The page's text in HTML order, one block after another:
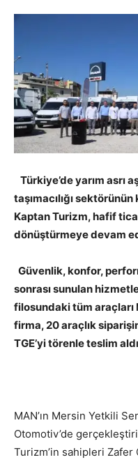
Türkiye’de yarım asrı
taşımacılığı
Kaptan Turizm, hafif
dönüştürmeye devam
Güvenlik, konfor,
sonrası sunulan
filosundaki tüm araçları
firma, 20 araçlık
TGE’yi törenle teslim
MAN’ın Mersin Yetkili
Otomotiv’de
Turizm’in sahipleri